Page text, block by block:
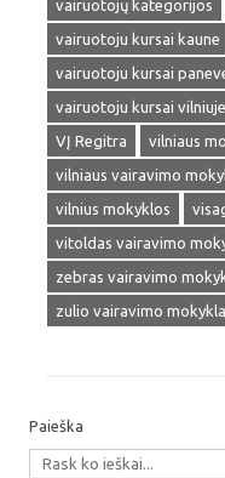
vairuotojų kategorijos
vairuotoju kursai kaune
vairuotoju kursai
vairuotoju kursai vilniuje
VĮ Regitra
vilniaus
vilniaus vairavimo
vilnius mokyklos
vitoldas vairavimo
zebras vairavimo
zulio vairavimo mokykla
Paieška